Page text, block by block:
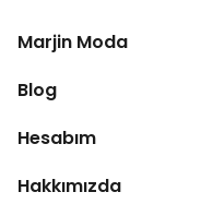
Marjin Moda
Blog
Hesabım
Hakkımızda